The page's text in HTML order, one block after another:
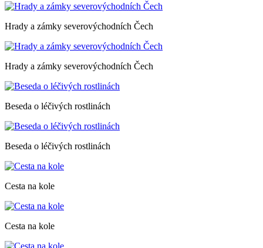
Hrady a zámky severovýchodních Čech
Hrady a zámky severovýchodních Čech
Beseda o léčivých rostlinách
Beseda o léčivých rostlinách
Cesta na kole
Cesta na kole